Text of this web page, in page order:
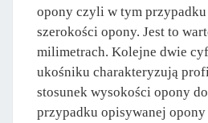
opony czyli w tym przypadku
szerokości opony. Jest to
milimetrach. Kolejne dwie
ukośniku charakteryzują
stosunek wysokości opony
przypadku opisywanej opony